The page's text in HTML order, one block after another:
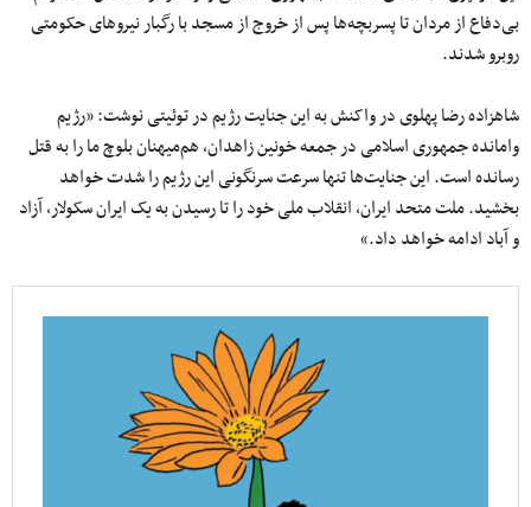
بی‌دفاع از مردان تا پسربچه‌ها پس از خروج از مسجد با رگبار نیروهای حکومتی
روبرو شدند.
شاهزاده رضا پهلوی در واکنش به این جنایت رژیم در توئیتی نوشت: «رژیم
وامانده جمهوری اسلامی در جمعه خونین زاهدان، هم‌میهنان بلوچ ما را به قتل
رسانده است. این جنایت‌ها تنها سرعت سرنگونی‌ این رژیم را شدت خواهد
بخشید. ملت متحد ایران، انقلاب ملی خود را تا رسیدن به یک ایران سکولار، آزاد
و آباد ادامه خواهد داد.»